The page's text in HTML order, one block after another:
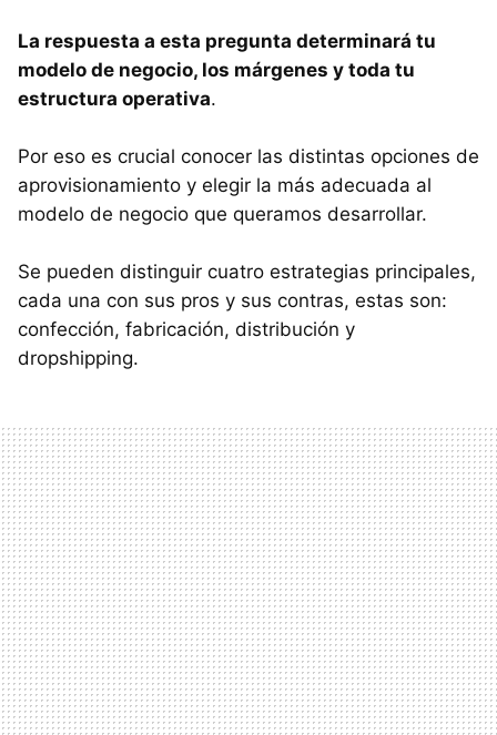
La respuesta a esta pregunta determinará tu
modelo de negocio, los márgenes y toda tu
estructura operativa.
Por eso es crucial conocer las distintas opciones de
aprovisionamiento y elegir la más adecuada al
modelo de negocio que queramos desarrollar.
Se pueden distinguir cuatro estrategias principales,
cada una con sus pros y sus contras, estas son:
confección, fabricación, distribución y
dropshipping.